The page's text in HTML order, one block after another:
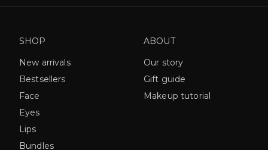
SHOP
New arrivals
Bestsellers
Face
Eyes
Lips
Bundles
ABOUT
Our story
Gift guide
Makeup tutorial